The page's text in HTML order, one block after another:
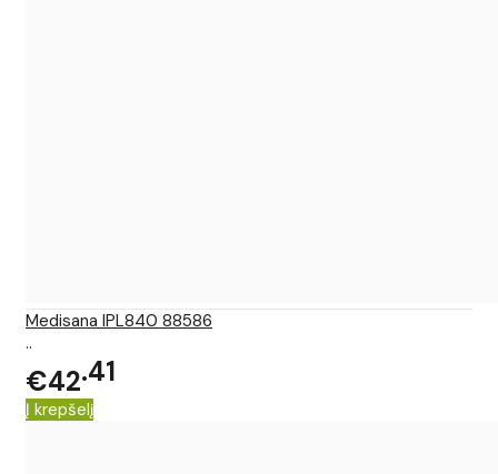
Medisana IPL840 88586
..
€42 41
Į krepšelį